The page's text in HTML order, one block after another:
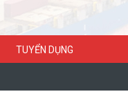
TUYỂN DỤNG